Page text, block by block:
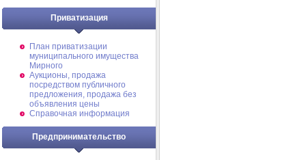
Приватизация
План приватизации
муниципального имущества
Мирного
Аукционы, продажа
посредством публичного
предложения, продажа без
объявления цены
Справочная информация
Предпринимательство